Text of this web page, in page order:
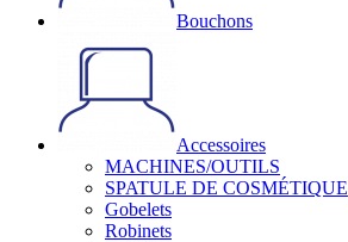
Bouchons
Accessoires
MACHINES/OUTILS
SPATULE DE COSMÉTIQUE
Gobelets
Robinets